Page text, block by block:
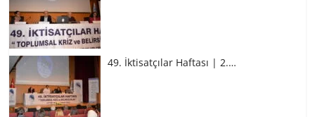
49. İktisatçılar Haftası | 2.…